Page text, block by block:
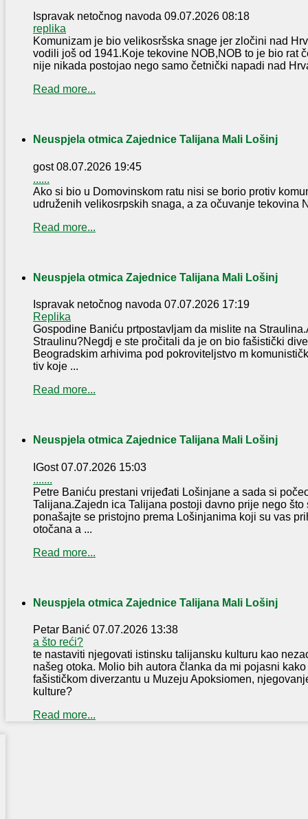
Ispravak netočnog navoda 09.07.2026 08:18
replika
Komunizam je bio velikosršska snage jer zločini nad
vodili još od 1941.Koje tekovine NOB,NOB to je bio rat
nije nikada postojao nego samo četnički napadi nad
Read more...
Neuspjela otmica Zajednice Talijana Mali Lošinj
gost 08.07.2026 19:45
......
Ako si bio u Domovinskom ratu nisi se borio protiv
udruženih velikosrpskih snaga, a za očuvanje tekovina
Read more...
Neuspjela otmica Zajednice Talijana Mali Lošinj
Ispravak netočnog navoda 07.07.2026 17:19
Replika
Gospodine Baniću prtpostavljam da mislite na
Straulinu?Negdj e ste pročitali da je on bio fašistički
Beogradskim arhivima pod pokroviteljstvo m
tiv koje ...
Read more...
Neuspjela otmica Zajednice Talijana Mali Lošinj
IGost 07.07.2026 15:03
.......
Petre Baniću prestani vrijeđati Lošinjane a sada si
Talijana.Zajedn ica Talijana postoji davno prije nego što
ponašajte se pristojno prema Lošinjanima koji su vas
otočana a ...
Read more...
Neuspjela otmica Zajednice Talijana Mali Lošinj
Petar Banić 07.07.2026 13:38
a što reći?
te nastaviti njegovati istinsku talijansku kulturu kao
našeg otoka. Molio bih autora članka da mi pojasni
fašističkom diverzantu u Muzeju Apoksiomen,
kulture?
Read more...